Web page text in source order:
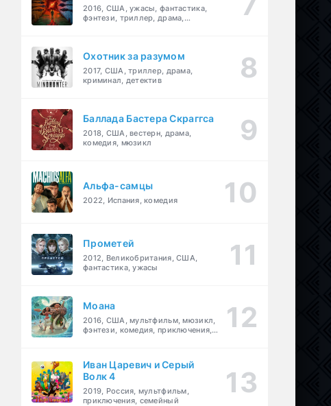
2016, США, ужасы, фантастика,
фэнтези, триллер, драма,
Охотник за разумом
2017, США, триллер, драма,
криминал, детектив
Баллада Бастера Скраггса
2018, США, вестерн, драма,
комедия, мюзикл
Альфа-самцы
2022, Испания, комедия
Прометей
2012, Великобритания, США,
фантастика, ужасы
Моана
2016, США, мультфильм, мюзикл,
фэнтези, комедия, приключения,
Иван Царевич и Серый
Волк 4
2019, Россия, мультфильм,
приключения, семейный